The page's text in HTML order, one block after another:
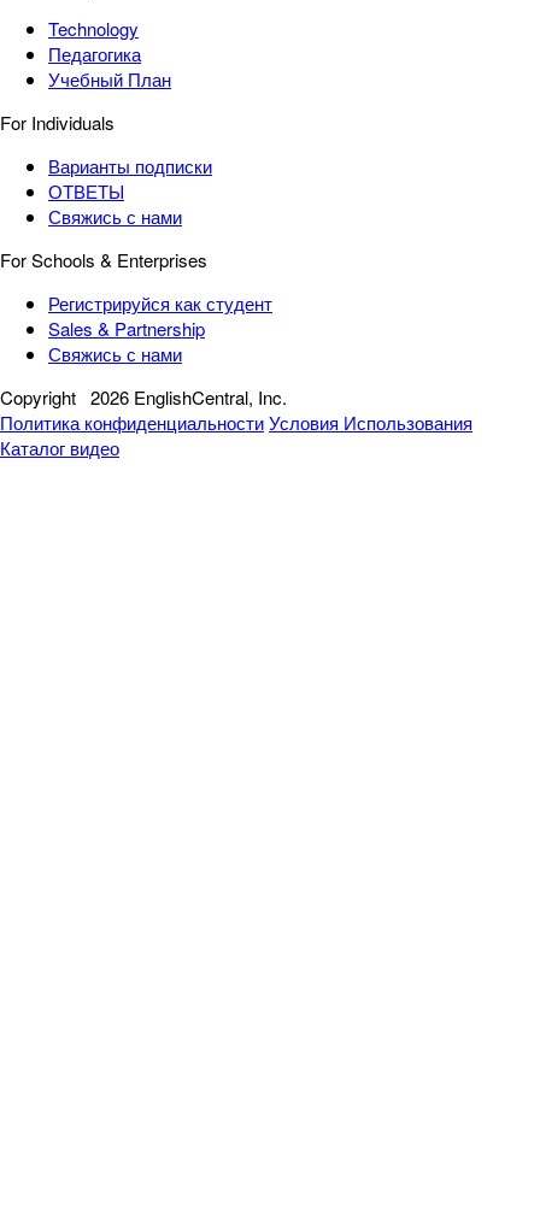
Technology
Педагогика
Учебный План
For Individuals
Варианты подписки
ОТВЕТЫ
Свяжись с нами
For Schools & Enterprises
Регистрируйся как студент
Sales & Partnership
Свяжись с нами
Copyright 2026 EnglishCentral, Inc.
Политика конфиденциальностиУсловия Использования
Каталог видео